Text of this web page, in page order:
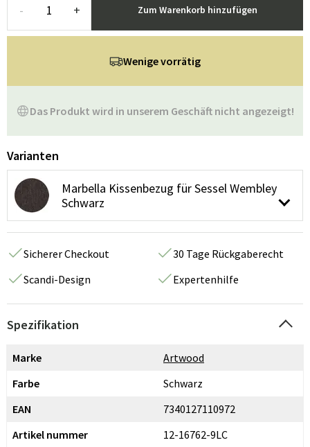
- + Zum Warenkorb hinzufügen
Das Produkt wird in unserem Geschäft nicht angezeigt!
Wenige vorrätig
Varianten
Marbella Kissenbezug für Sessel Wembley
Schwarz
Sicherer Checkout
30 Tage Rückgaberecht
Scandi-Design
Expertenhilfe
Spezifikation
Marke
Artwood
Farbe
Schwarz
EAN
7340127110972
Artikel nummer
12-16762-9LC